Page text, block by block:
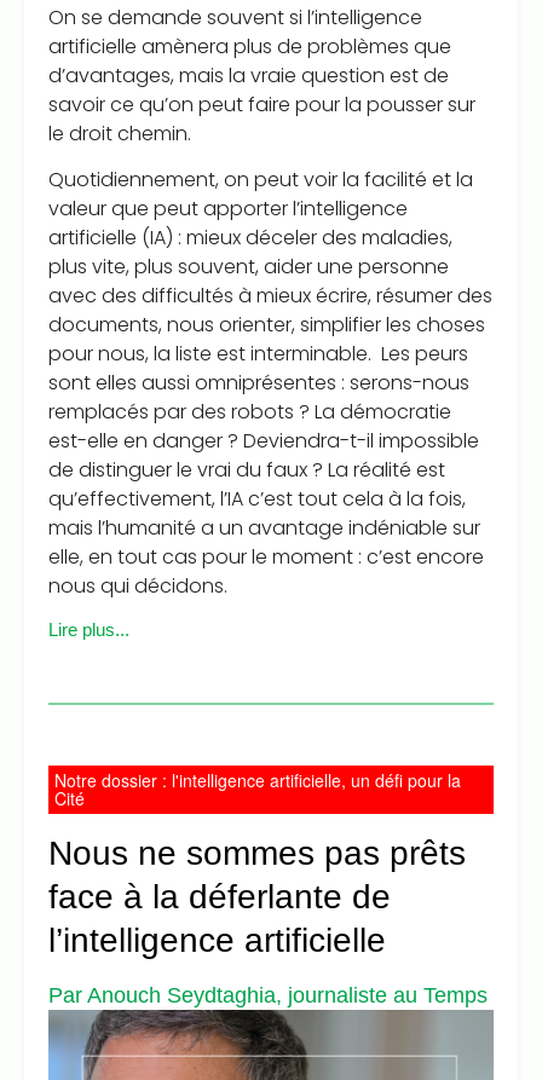
On se demande souvent si l’intelligence
artificielle amènera plus de problèmes que
d’avantages, mais la vraie question est de
savoir ce qu’on peut faire pour la pousser sur
le droit chemin.
Quotidiennement, on peut voir la facilité et la
valeur que peut apporter l’intelligence
artificielle (IA) : mieux déceler des maladies,
plus vite, plus souvent, aider une personne
avec des difficultés à mieux écrire, résumer des
documents, nous orienter, simplifier les choses
pour nous, la liste est interminable. Les peurs
sont elles aussi omniprésentes : serons-nous
remplacés par des robots ? La démocratie
est-elle en danger ? Deviendra-t-il impossible
de distinguer le vrai du faux ? La réalité est
qu’effectivement, l’IA c’est tout cela à la fois,
mais l’humanité a un avantage indéniable sur
elle, en tout cas pour le moment : c’est encore
nous qui décidons.
Lire plus...
Notre dossier : l'intelligence artificielle, un défi pour la
Cité
Nous ne sommes pas prêts
face à la déferlante de
l’intelligence artificielle
Par Anouch Seydtaghia, journaliste au Temps